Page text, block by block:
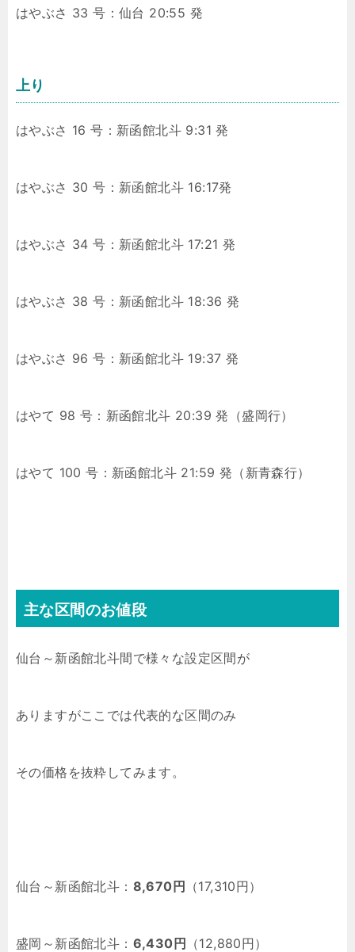
はやぶさ 33 号：仙台 20:55 発
上り
はやぶさ 16 号：新函館北斗 9:31 発
はやぶさ 30 号：新函館北斗 16:17発
はやぶさ 34 号：新函館北斗 17:21 発
はやぶさ 38 号：新函館北斗 18:36 発
はやぶさ 96 号：新函館北斗 19:37 発
はやて 98 号：新函館北斗 20:39 発（盛岡行）
はやて 100 号：新函館北斗 21:59 発（新青森行）
主な区間のお値段
仙台～新函館北斗間で様々な設定区間が
ありますがここでは代表的な区間のみ
その価格を抜粋してみます。
仙台～新函館北斗： 8,670円 （17,310円）
盛岡～新函館北斗： 6,430円 （12,880円）